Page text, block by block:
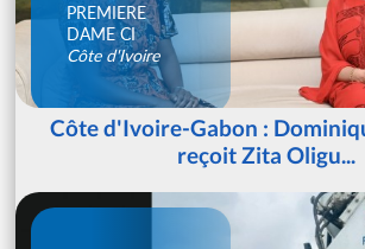
PREMIERE
DAME CI
Côte d'Ivoire
Côte d'Ivoire-Gabon :
reçoit Zita Oligu...